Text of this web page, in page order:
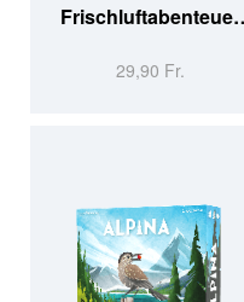
Frischluftabenteuer
29,90 Fr.